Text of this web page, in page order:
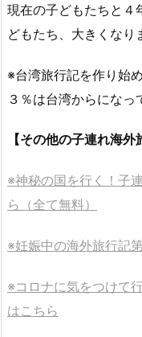
現在の子どもたちと４
どもたち、大きくな
※台湾旅行記を作り始
３％は台湾からにな
【その他の子連れ海外
※神秘の国を行く！子
ら（全て無料）
※妊娠中の海外旅行記
※コロナに気をつけて
はこちら